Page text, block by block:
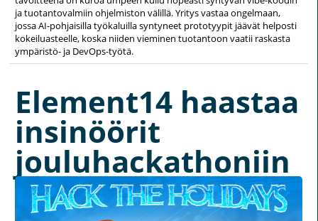
ja tuotantovalmiin ohjelmiston välillä. Yritys vastaa ongelmaan,
jossa AI-pohjaisilla työkaluilla syntyneet prototyypit jäävät helposti
kokeiluasteelle, koska niiden vieminen tuotantoon vaatii raskasta
ympäristö- ja DevOps-työtä.
Element14 haastaa
insinöörit
jouluhackathoniin